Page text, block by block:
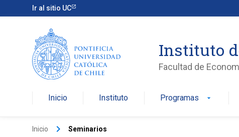
Ir al sitio UC
Instituto
Facultad de
Inicio Instituto Programas arrow_drop_down
Inicio keyboard_arrow_right Seminarios